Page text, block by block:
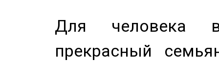
Для человека
прекрасный